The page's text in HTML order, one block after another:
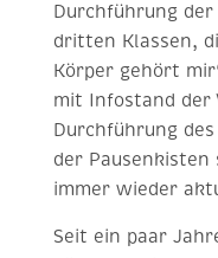
Durchführung
dritten Klassen,
Körper gehört
mit Infostand der
Durchführung
der
immer wieder
Seit ein paar